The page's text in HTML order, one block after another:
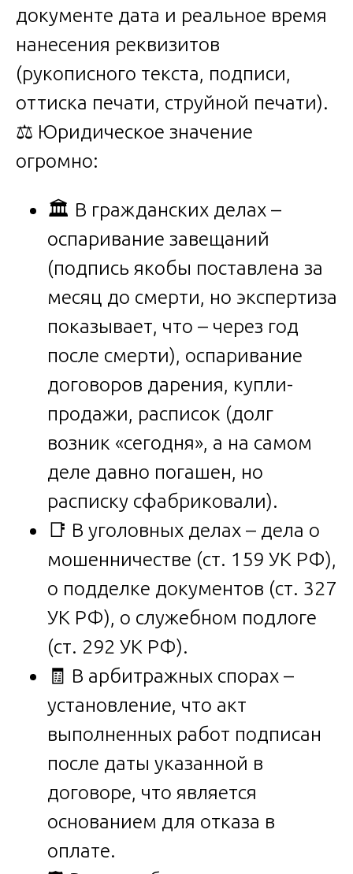
документе дата и реальное время
нанесения реквизитов
(рукописного текста, подписи,
оттиска печати, струйной печати).
⚖️ Юридическое значение
огромно:
🏛️ В гражданских делах –
оспаривание завещаний
(подпись якобы поставлена за
месяц до смерти, но экспертиза
показывает, что – через год
после смерти), оспаривание
договоров дарения, купли-
продажи, расписок (долг
возник «сегодня», а на самом
деле давно погашен, но
расписку сфабриковали).
📑 В уголовных делах – дела о
мошенничестве (ст. 159 УК РФ),
о подделке документов (ст. 327
УК РФ), о служебном подлоге
(ст. 292 УК РФ).
🧾 В арбитражных спорах –
установление, что акт
выполненных работ подписан
после даты указанной в
договоре, что является
основанием для отказа в
оплате.